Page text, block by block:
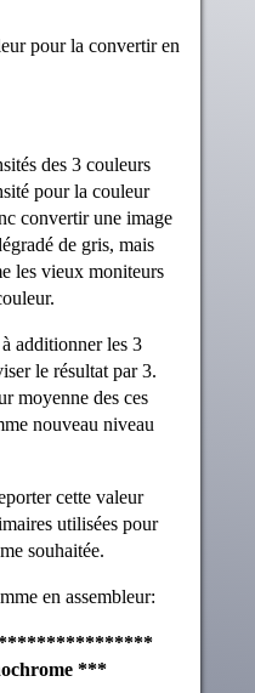
pour la convertir en
des 3 couleurs
pour la couleur
convertir une image
de gris, mais
les vieux moniteurs
additionner les 3
le résultat par 3.
moyenne des ces
nouveau niveau
cette valeur
utilisées pour
souhaitée.
en assembleur:
***